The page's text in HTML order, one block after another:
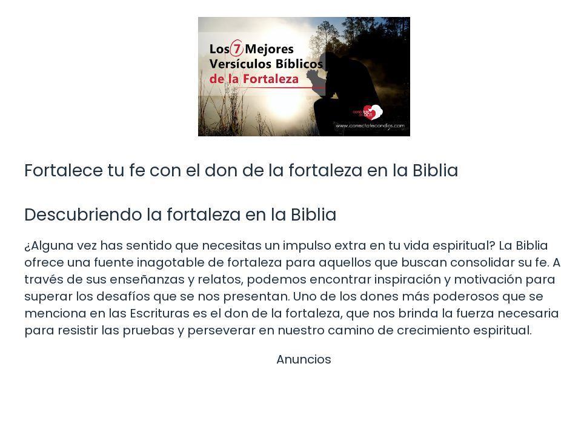
Fortalece tu fe con el don de la fortaleza en la Biblia
Descubriendo la fortaleza en la Biblia
¿Alguna vez has sentido que necesitas un impulso extra en tu vida espiritual? La Biblia
ofrece una fuente inagotable de fortaleza para aquellos que buscan consolidar su fe. A
través de sus enseñanzas y relatos, podemos encontrar inspiración y motivación para
superar los desafíos que se nos presentan. Uno de los dones más poderosos que se
menciona en las Escrituras es el don de la fortaleza, que nos brinda la fuerza necesaria
para resistir las pruebas y perseverar en nuestro camino de crecimiento espiritual.
Anuncios